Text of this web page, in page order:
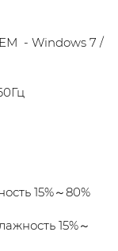
- Windows 7 /
15%～80%
15%～